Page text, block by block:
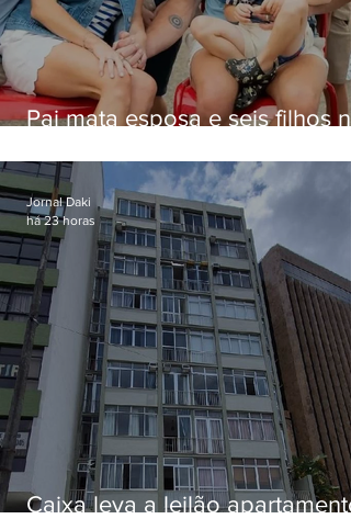
Pai mata esposa e seis filhos
Caixa leva a leilão apartamento
Jornal Daki
há 23 horas